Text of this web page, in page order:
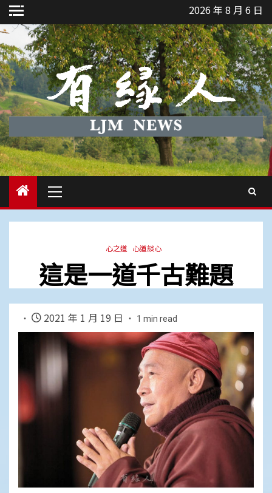
Skip
to
content
2026 年 8 月 6 日
Menu
心之道 心道談心
這是一道千古難題
2021 年 1 月 19 日 1 min read